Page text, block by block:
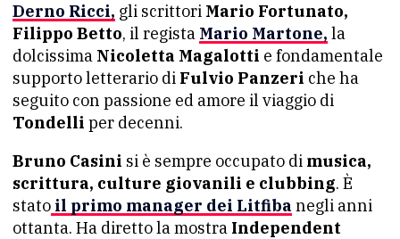
Derno Ricci, gli scrittori Mario Fortunato,
Filippo Betto, il regista Mario Martone, la
dolcissima Nicoletta Magalotti e fondamentale
supporto letterario di Fulvio Panzeri che ha
seguito con passione ed amore il viaggio di
Tondelli per decenni.
Bruno Casini si è sempre occupato di musica,
scrittura, culture giovanili e clubbing. È
stato il primo manager dei Litfiba negli anni
ottanta. Ha diretto la mostra Independent